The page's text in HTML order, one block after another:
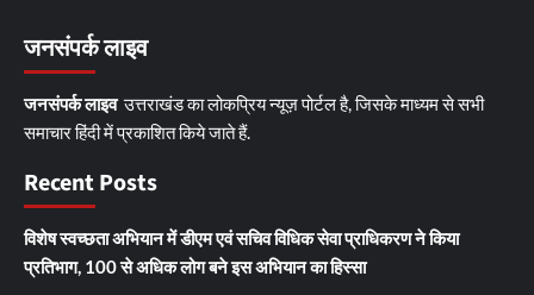
जनसंपर्क लाइव
जनसंपर्क लाइवउत्तराखंड का लोकप्रिय न्यूज़ पोर्टल है, जिसके माध्यम से सभी
समाचार हिंदी में प्रकाशित किये जाते हैं.
Recent Posts
विशेष स्वच्छता अभियान में डीएम एवं सचिव विधिक सेवा प्राधिकरण ने किया
प्रतिभाग, 100 से अधिक लोग बने इस अभियान का हिस्सा